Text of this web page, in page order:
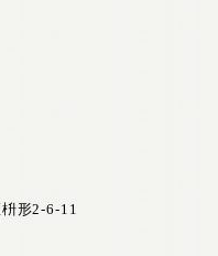
形2-6-11